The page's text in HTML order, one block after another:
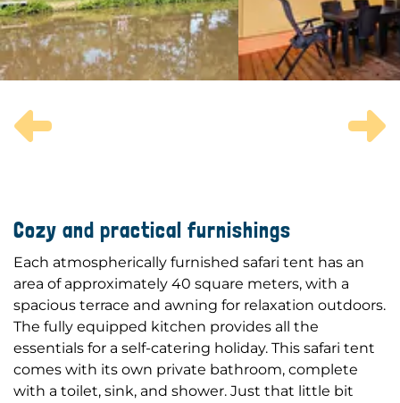
Cozy and practical furnishings
Each atmospherically furnished safari tent has an
area of approximately 40 square meters, with a
spacious terrace and awning for relaxation outdoors.
The fully equipped kitchen provides all the
essentials for a self-catering holiday. This safari tent
comes with its own private bathroom, complete
with a toilet, sink, and shower. Just that little bit